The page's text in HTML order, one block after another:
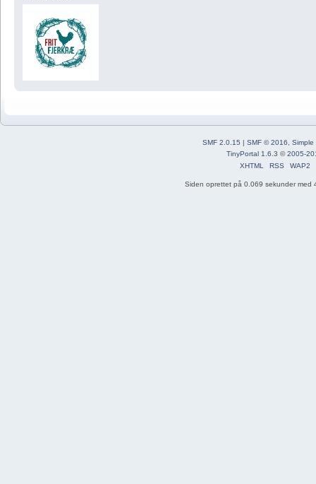
SMF 2.0.15 | SMF © 2016
Simple
TinyPortal 1.6.3 ©2005-
XHTML
RSS WAP2
Siden oprettet på 0.069 sekunder med